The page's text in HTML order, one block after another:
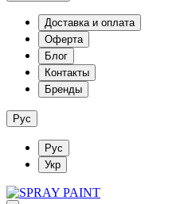
Доставка и оплата
Оферта
Блог
Контакты
Бренды
Рус
Рус
Укр